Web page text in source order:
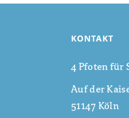
KONTAKT
4 Pfoten für
Auf der
51147 Köln